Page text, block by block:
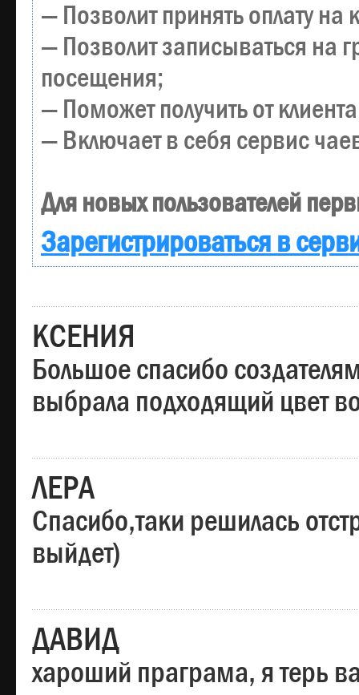
— Позволит принять оплату
— Позволит записываться на
посещения;
— Поможет получить от
— Включает в себя сервис
Для новых пользователей
Зарегистрироваться в
КСЕНИЯ
Большое спасибо
выбрала подходящий цвет
ЛЕРА
Спасибо,таки решилась
выйдет)
ДАВИД
хароший праграма, я терь